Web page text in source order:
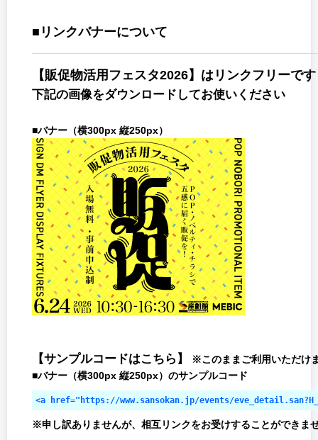
■リンクバナーについて
【販促物活用フェスタ2026】はリンクフリーです
下記の画像をダウンロードしてお使いください
■バナー（横300px 縦250px）
【サンプルコードはこちら】
※このままご利用いただけ
■バナー（横300px 縦250px）のサンプルコード
<a href="https://www.sansokan.jp/events/
※申し訳ありませんが、相互リンクをお受けすることができま